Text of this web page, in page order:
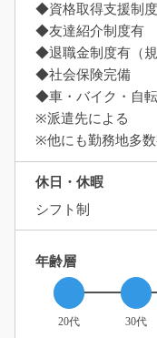
◆資格取得支援制
◆友達紹介制度有
◆退職金制度有（規
◆社会保険完備
◆車・バイク・自
※派遣先による
※他にも勤務地多数
休日・休暇
シフト制
年齢層
20代 30代